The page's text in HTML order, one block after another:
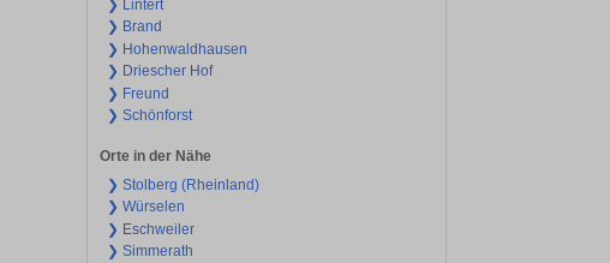
❯ Lintert
❯ Brand
❯ Hohenwaldhausen
❯ Driescher Hof
❯ Freund
❯ Schönforst
Orte in der Nähe
❯ Stolberg (Rheinland)
❯ Würselen
❯ Eschweiler
❯ Simmerath